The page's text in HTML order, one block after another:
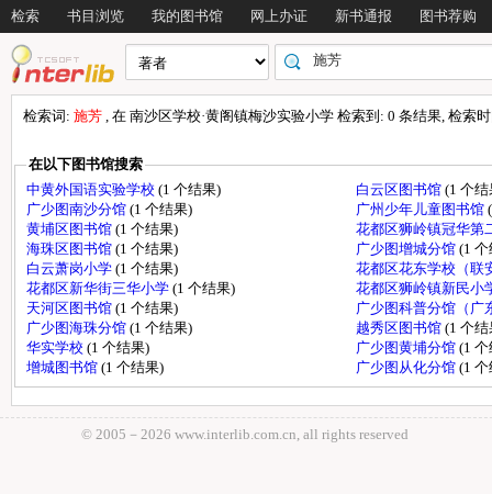
检索 书目浏览 我的图书馆 网上办证 新书通报 图书荐购
检索词: 施芳 , 在 南沙区学校·黄阁镇梅沙实验小学 检索到: 0 条结果, 检索
在以下图书馆搜索
中黄外国语实验学校 (1 个结果) 白云区图书馆 (1 个结
广少图南沙分馆 (1 个结果) 广州少年儿童图书馆
黄埔区图书馆 (1 个结果)
花都区狮岭镇冠华第
海珠区图书馆 (1 个结果) 广少图增城分馆 (1
白云萧岗小学 (1 个结果)
花都区花东学校（联
花都区新华街三华小学 (1 个结果)
花都区狮岭镇新民小
天河区图书馆 (1 个结果)
广少图科普分馆（广
广少图海珠分馆 (1 个结果) 越秀区图书馆 (1 个结
华实学校 (1 个结果) 广少图黄埔分馆 (1
增城图书馆 (1 个结果) 广少图从化分馆 (1
© 2005－ 2026 www.interlib.com.cn, all rights reserved